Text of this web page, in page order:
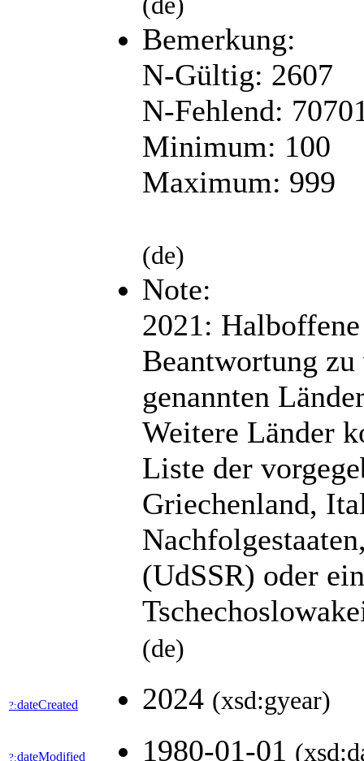
Bemerkung:
N-Gültig: 2607
N-Fehlend:
Minimum: 100
Maximum: 999
(de)
Note:
2021:
Beantwortung
genannten
Weitere Länder
Liste der
Griechenland,
(UdSSR) oder
(de)
?:dateCreated 2024 (xsd:gyear)
?:dateModified 1980-01-01